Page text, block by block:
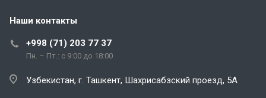
Наши контакты
+998 (71) 203 77 37
Пн. – Пт.: с 9:00 до 18:00
Узбекистан, г. Ташкент, Шахрисабзский проезд, 5А